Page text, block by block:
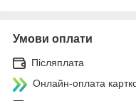
Умови оплати
Післяплата
Онлайн-оплата